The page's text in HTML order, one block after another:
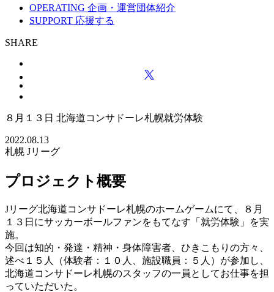
OPERATING 企画・運営団体紹介
SUPPORT 応援する
SHARE
８月１３日 北海道コンサドーレ札幌就労体験
2022.08.13
札幌 Jリーグ
プロジェクト概要
Jリーグ北海道コンサドーレ札幌のホームゲームにて、８月
１３日にサッカーボールファンをもてなす「就労体験」を実
施。
今回は知的・発達・精神・身体障害者、ひきこもりの方々、
述べ１５人（体験者：１０人、施設職員：５人）が参加し、
北海道コンサドーレ札幌のスタッフの一員としてお仕事を担
っていただいた。